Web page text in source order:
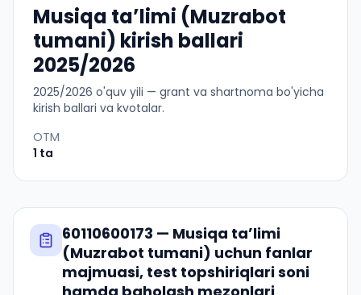
Musiqa taʼlimi (Muzrabot
tumani) kirish ballari
2025/2026
2025/2026 o'quv yili — grant va shartnoma bo'yicha
kirish ballari va kvotalar.
OTM
1 ta
60110600173 — Musiqa taʼlimi
(Muzrabot tumani) uchun fanlar
majmuasi, test topshiriqlari soni